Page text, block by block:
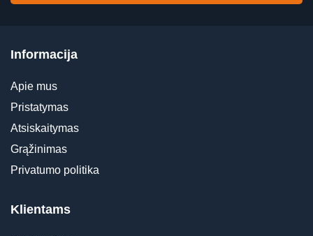
Informacija
Apie mus
Pristatymas
Atsiskaitymas
Grąžinimas
Privatumo politika
Klientams